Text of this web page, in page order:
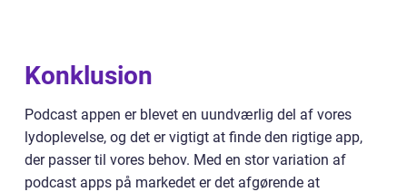
Konklusion
Podcast appen er blevet en uundværlig del af vores
lydoplevelse, og det er vigtigt at finde den rigtige app,
der passer til vores behov. Med en stor variation af
podcast apps på markedet er det afgørende at